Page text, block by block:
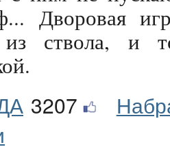
Дворовая
ствола, и
3207